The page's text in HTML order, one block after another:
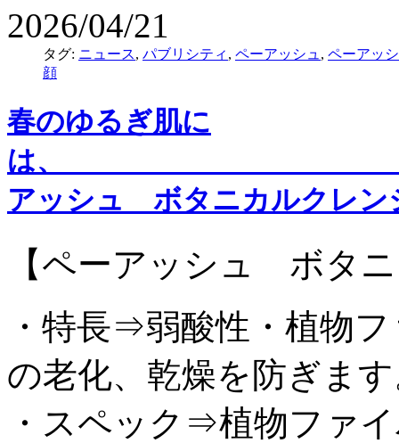
2026/04/21
タグ: ニュース, パブリシティ , ペーアッシュ , ペーアッ
顔
春のゆるぎ肌に
は、
アッシュ ボタニカルクレン
【ペーアッシュ ボタ
・特長⇒弱酸性・植物
の老化、乾燥を防ぎま
・スペック⇒植物ファ